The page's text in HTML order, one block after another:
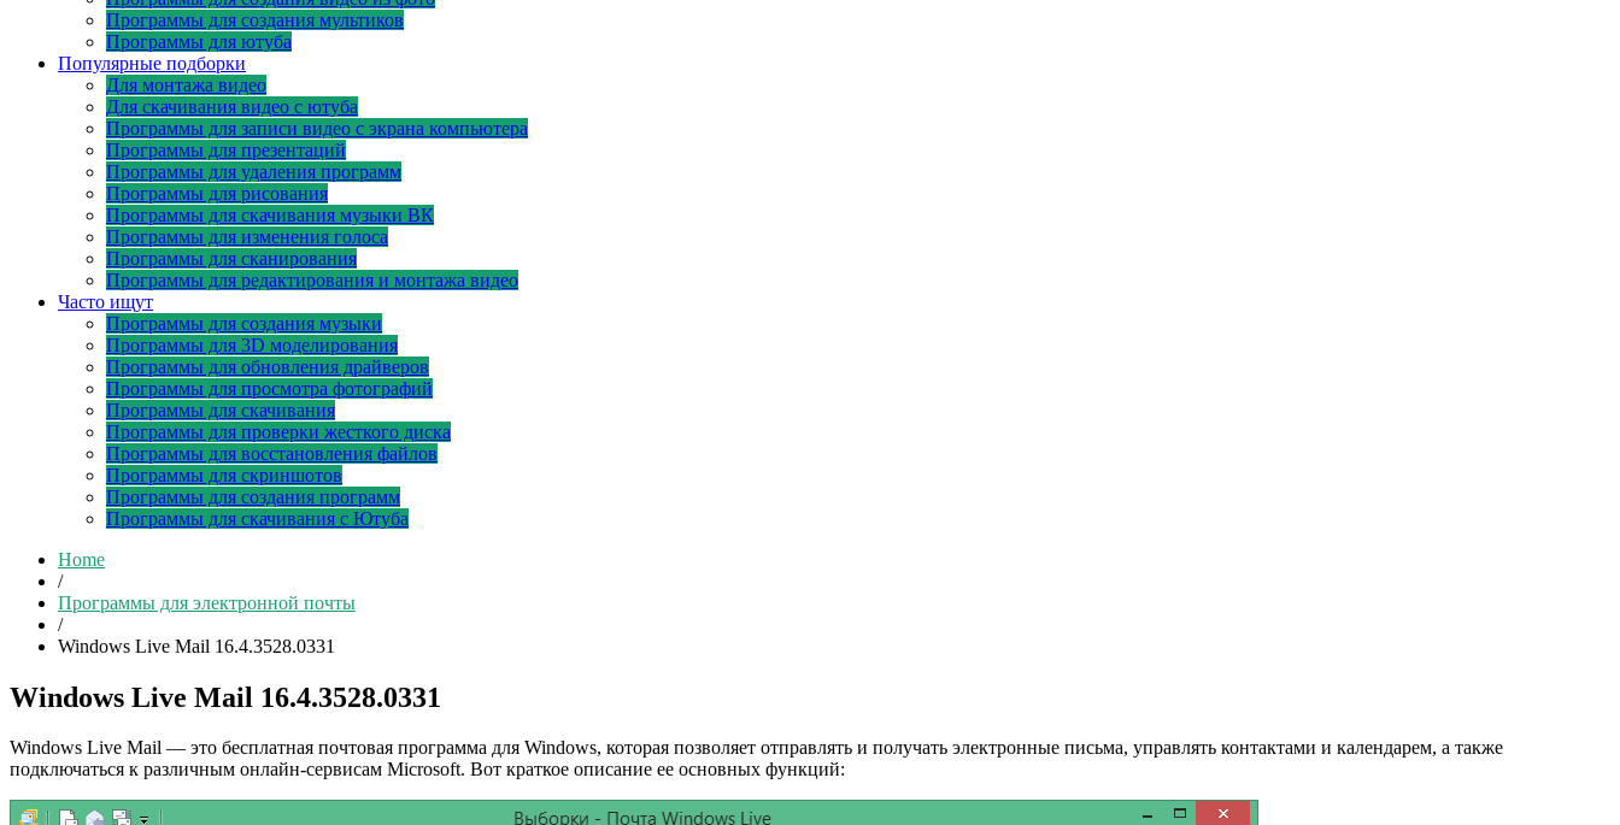
Программы для создания мультиков
Программы для ютуба
Популярные подборки
Для монтажа видео
Для скачивания видео с ютуба
Программы для записи видео с экрана компьютера
Программы для презентаций
Программы для удаления программ
Программы для рисования
Программы для скачивания музыки ВК
Программы для изменения голоса
Программы для сканирования
Программы для редактирования и монтажа видео
Часто ищут
Программы для создания музыки
Программы для 3D моделирования
Программы для обновления драйверов
Программы для просмотра фотографий
Программы для скачивания
Программы для проверки жесткого диска
Программы для восстановления файлов
Программы для скриншотов
Программы для создания программ
Программы для скачивания с Ютуба
Home
/
Программы для электронной почты
/
Windows Live Mail 16.4.3528.0331
Windows Live Mail 16.4.3528.0331
Windows Live Mail — это бесплатная почтовая программа для Windows, которая позволяет отправлять и получать электронные письма, управлять контактами и календарем, а также
подключаться к различным онлайн-сервисам Microsoft. Вот краткое описание ее основных функций: